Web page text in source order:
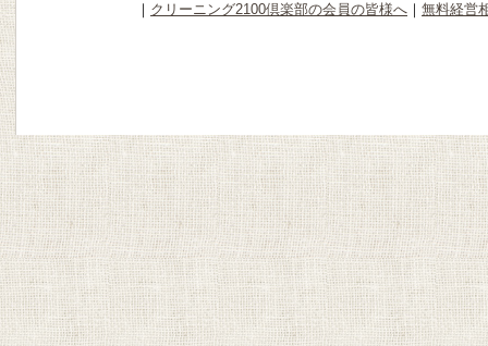
｜ クリーニング2100倶楽部の会員の皆様へ ｜ 無料経営